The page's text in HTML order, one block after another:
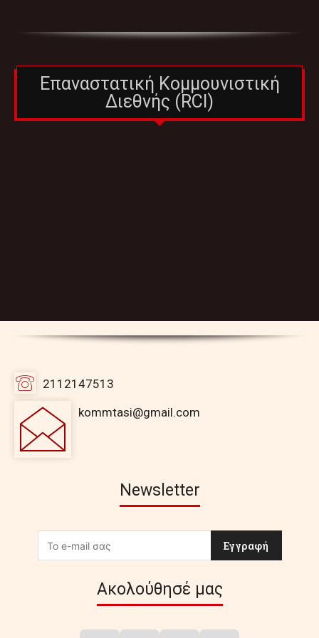
Επαναστατική Κομμουνιστική
Διεθνής (RCI)
2112147513
kommtasi@gmail.com
Newsletter
Εγγραφή
Ακολούθησέ μας